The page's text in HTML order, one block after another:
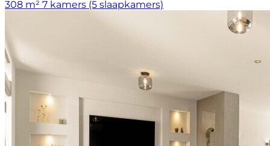
308 m² 7 kamers (5 slaapkamers)